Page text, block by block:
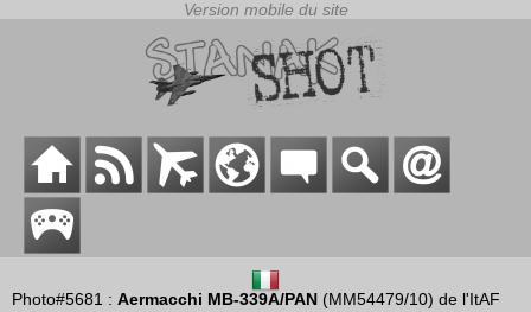
Photo#5681 : Aermacchi MB-339A/PAN (MM54479/10) de l'ItAF